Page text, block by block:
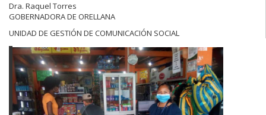
Dra. Raquel Torres
GOBERNADORA DE ORELLANA
UNIDAD DE GESTIÓN DE COMUNICACIÓN SOCIAL